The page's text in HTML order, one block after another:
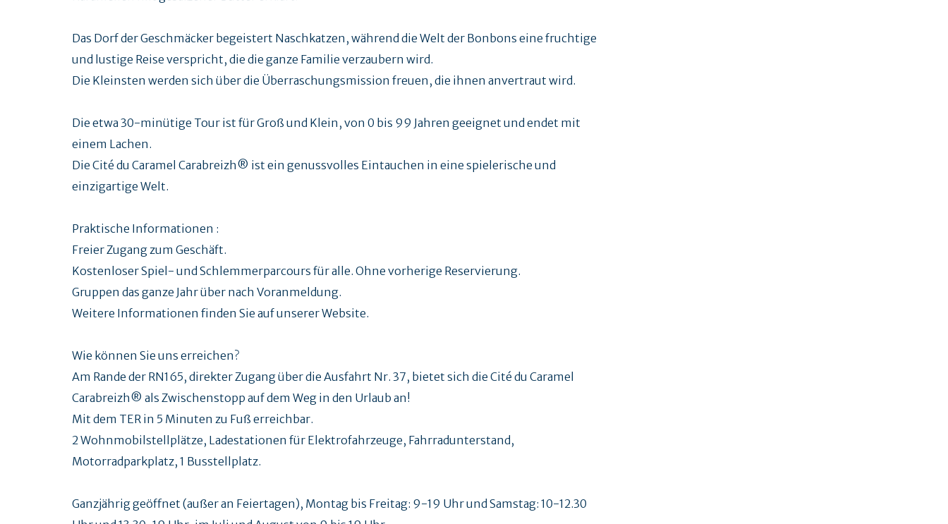
Das Dorf der Geschmäcker begeistert Naschkatzen, während die Welt der Bonbons eine fruchtige
und lustige Reise verspricht, die die ganze Familie verzaubern wird.
Die Kleinsten werden sich über die Überraschungsmission freuen, die ihnen anvertraut wird.
Die etwa 30-minütige Tour ist für Groß und Klein, von 0 bis 99 Jahren geeignet und endet mit
einem Lachen.
Die Cité du Caramel Carabreizh® ist ein genussvolles Eintauchen in eine spielerische und
einzigartige Welt.
Praktische Informationen :
Freier Zugang zum Geschäft.
Kostenloser Spiel- und Schlemmerparcours für alle. Ohne vorherige Reservierung.
Gruppen das ganze Jahr über nach Voranmeldung.
Weitere Informationen finden Sie auf unserer Website.
Wie können Sie uns erreichen?
Am Rande der RN165, direkter Zugang über die Ausfahrt Nr. 37, bietet sich die Cité du Caramel
Carabreizh® als Zwischenstopp auf dem Weg in den Urlaub an!
Mit dem TER in 5 Minuten zu Fuß erreichbar.
2 Wohnmobilstellplätze, Ladestationen für Elektrofahrzeuge, Fahrradunterstand,
Motorradparkplatz, 1 Busstellplatz.
Ganzjährig geöffnet (außer an Feiertagen), Montag bis Freitag: 9-19 Uhr und Samstag: 10-12.30